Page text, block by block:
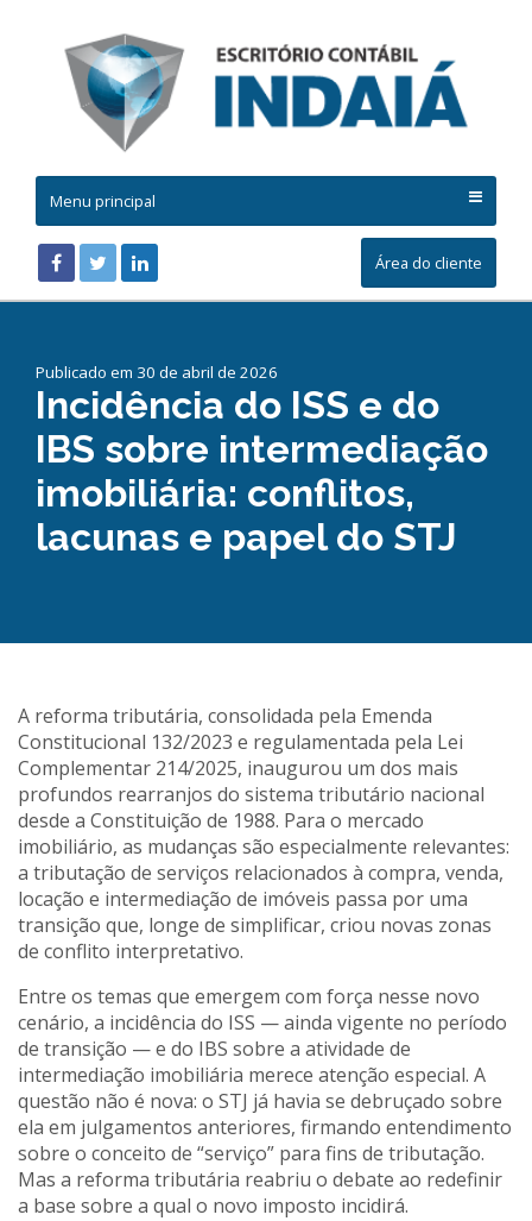
Menu principal
Área do cliente
Publicado em 30 de abril de 2026
Incidência do ISS e do
IBS sobre intermediação
imobiliária: conflitos,
lacunas e papel do STJ
A reforma tributária, consolidada pela Emenda
Constitucional 132/2023 e regulamentada pela Lei
Complementar 214/2025, inaugurou um dos mais
profundos rearranjos do sistema tributário nacional
desde a Constituição de 1988. Para o mercado
imobiliário, as mudanças são especialmente relevantes:
a tributação de serviços relacionados à compra, venda,
locação e intermediação de imóveis passa por uma
transição que, longe de simplificar, criou novas zonas
de conflito interpretativo.
Entre os temas que emergem com força nesse novo
cenário, a incidência do ISS — ainda vigente no período
de transição — e do IBS sobre a atividade de
intermediação imobiliária merece atenção especial. A
questão não é nova: o STJ já havia se debruçado sobre
ela em julgamentos anteriores, firmando entendimento
sobre o conceito de “serviço” para fins de tributação.
Mas a reforma tributária reabriu o debate ao redefinir
a base sobre a qual o novo imposto incidirá.